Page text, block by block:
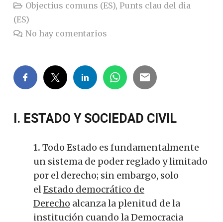
Objectius comuns (ES),Punts clau del dia
(ES)
No hay comentarios
I. ESTADO Y SOCIEDAD CIVIL
1. Todo Estado es fundamentalmente
un sistema de poder reglado y limitado
por el derecho; sin embargo, solo
elEstado democrático de
Derecho alcanza la plenitud de la
institución cuando la Democracia